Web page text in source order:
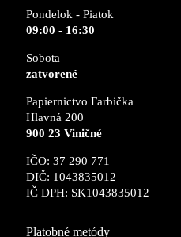
Pondelok - Piatok
09:00 - 16:30
Sobota
zatvorené
Papiernictvo Farbička
Hlavná 200
900 23 Viničné
IČO: 37 290 771
DIČ: 1043835012
IČ DPH: SK1043835012
Platobné metódy